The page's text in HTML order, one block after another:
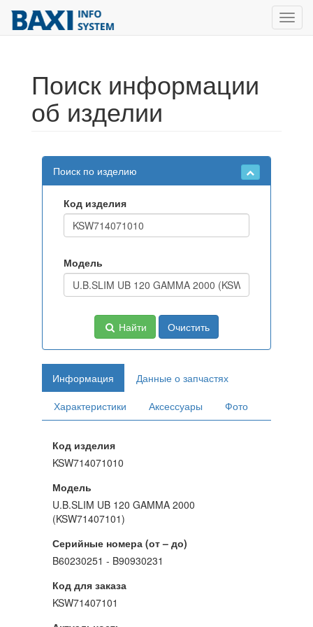
Поиск информации
об изделии
Поиск по изделию
Код изделия
Модель
Найти Очистить
Информация
Данные о запчастях
Характеристики
Аксессуары Фото
Код изделия
KSW714071010
Модель
U.B.SLIM UB 120 GAMMA 2000
(KSW71407101)
Серийные номера (от – до)
B60230251 - B90930231
Код для заказа
KSW71407101